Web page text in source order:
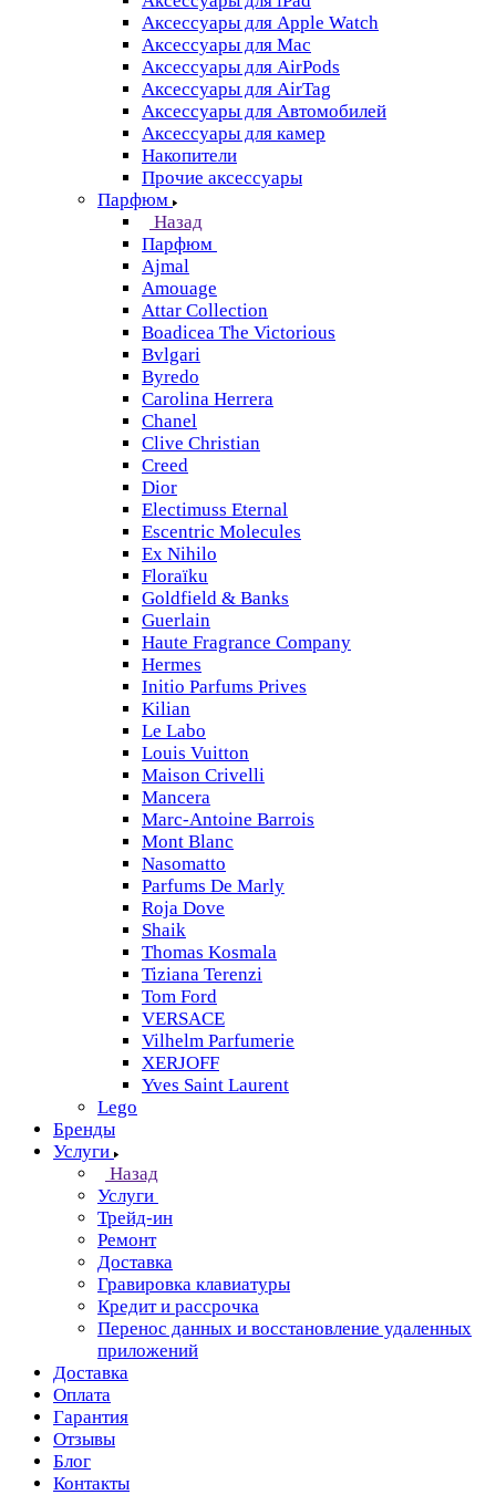
Аксессуары для Apple Watch
Аксессуары для Mac
Аксессуары для AirPods
Аксессуары для AirTag
Аксессуары для Автомобилей
Аксессуары для камер
Накопители
Прочие аксессуары
Парфюм
Назад
Парфюм
Ajmal
Amouage
Attar Collection
Boadicea The Victorious
Bvlgari
Byredo
Carolina Herrera
Chanel
Clive Christian
Creed
Dior
Electimuss Eternal
Escentric Molecules
Ex Nihilo
Floraïku
Goldfield & Banks
Guerlain
Haute Fragrance Company
Hermes
Initio Parfums Prives
Kilian
Le Labo
Louis Vuitton
Maison Crivelli
Mancera
Marc-Antoine Barrois
Mont Blanc
Nasomatto
Parfums De Marly
Roja Dove
Shaik
Thomas Kosmala
Tiziana Terenzi
Tom Ford
VERSACE
Vilhelm Parfumerie
XERJOFF
Yves Saint Laurent
Lego
Бренды
Услуги
Назад
Услуги
Трейд-ин
Ремонт
Доставка
Гравировка клавиатуры
Кредит и рассрочка
Перенос данных и восстановление удаленных
приложений
Доставка
Оплата
Гарантия
Отзывы
Блог
Контакты